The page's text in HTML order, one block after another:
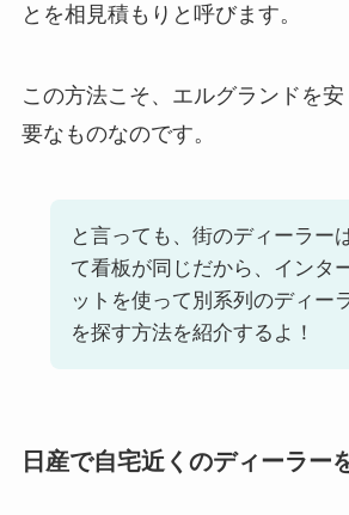
とを相見積もりと呼びます。
この方法こそ、エルグランドを
要なものなのです。
と言っても、街のディーラー
て看板が同じだから、インタ
ットを使って別系列のディー
を探す方法を紹介するよ！
日産で自宅近くのディーラー